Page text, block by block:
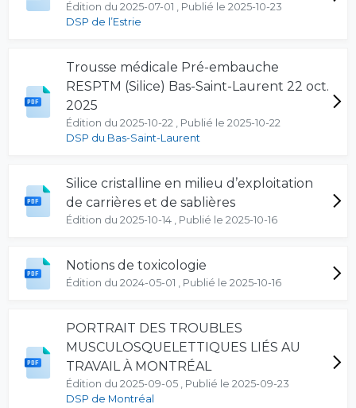
Édition du 2025-07-01 , Publié le 2025-10-23
DSP de l’Estrie
Trousse médicale Pré-embauche
RESPTM (Silice) Bas-Saint-Laurent 22 oct.
2025
Édition du 2025-10-22 , Publié le 2025-10-22
DSP du Bas-Saint-Laurent
Silice cristalline en milieu d’exploitation
de carrières et de sablières
Édition du 2025-10-14 , Publié le 2025-10-16
Notions de toxicologie
Édition du 2024-05-01 , Publié le 2025-10-16
PORTRAIT DES TROUBLES
MUSCULOSQUELETTIQUES LIÉS AU
TRAVAIL À MONTRÉAL
Édition du 2025-09-05 , Publié le 2025-09-23
DSP de Montréal